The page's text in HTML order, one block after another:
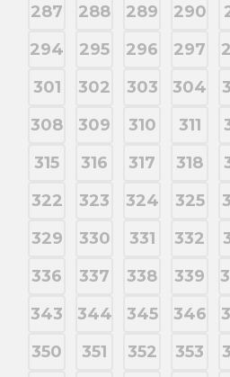
287
288 289 290
294
295 296 297
301
302 303 304
308
309 310 311
315
316 317 318
322
323 324 325
329
330 331 332
336
337 338 339
343
344 345 346
350
351 352 353